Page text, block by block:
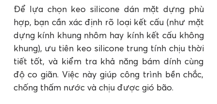
Để lựa chọn keo silicone dán mặt dựng phù
hợp, bạn cần xác định rõ loại kết cấu (như mặt
dựng kính khung nhôm hay kính kết cấu không
khung), ưu tiên keo silicone trung tính chịu thời
tiết tốt, và kiểm tra khả năng bám dính cùng
độ co giãn. Việc này giúp công trình bền chắc,
chống thấm nước và chịu được gió bão.